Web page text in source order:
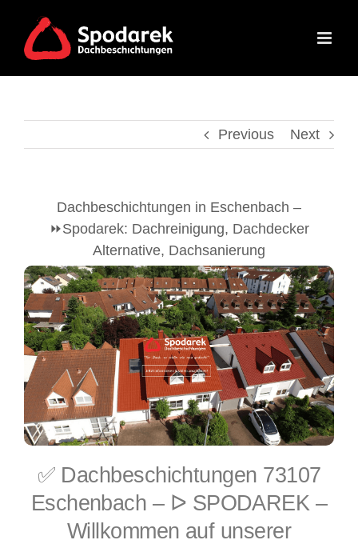
content
Previous Next
Dachbeschichtungen in Eschenbach –
⏩Spodarek: Dachreinigung, Dachdecker
Alternative, Dachsanierung
✅ Dachbeschichtungen 73107
Eschenbach – ᐅ SPODAREK –
Willkommen auf unserer